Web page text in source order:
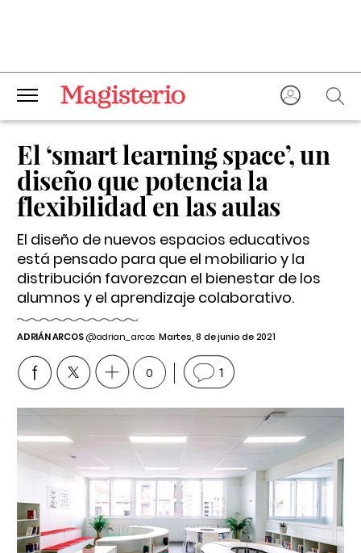
El ‘smart learning space’, un
diseño que potencia la
flexibilidad en las aulas
El diseño de nuevos espacios educativos
está pensado para que el mobiliario y la
distribución favorezcan el bienestar de los
alumnos y el aprendizaje colaborativo.
ADRIÁN ARCOS@adrian_arcos Martes, 8 de junio de 2021
0 1